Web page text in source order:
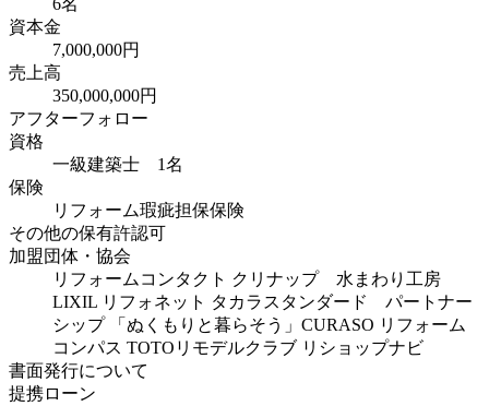
6名
資本金
7,000,000円
売上高
350,000,000円
アフターフォロー
資格
一級建築士 1名
保険
リフォーム瑕疵担保保険
その他の保有許認可
加盟団体・協会
リフォームコンタクト クリナップ 水まわり工房
LIXIL リフォネット タカラスタンダード パートナー
シップ 「ぬくもりと暮らそう」CURASO リフォーム
コンパス TOTOリモデルクラブ リショップナビ
書面発行について
提携ローン